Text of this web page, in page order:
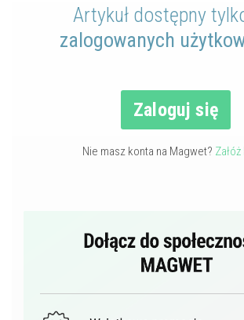
Artykuł dostępny
zalogowanych
Zaloguj się
Nie masz konta na Magwet?